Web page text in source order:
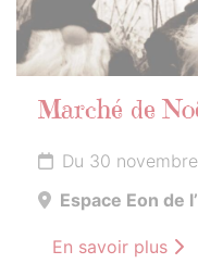
Marché de
Du 30
Espace Eon de
En savoir plus